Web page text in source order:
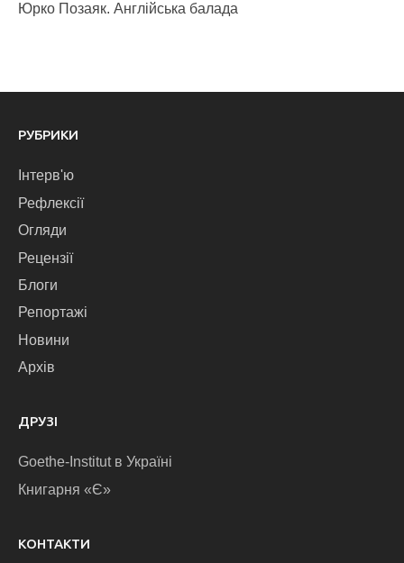
Юрко Позаяк. Англійська балада
РУБРИКИ
Інтерв'ю
Рефлексії
Огляди
Рецензії
Блоги
Репортажі
Новини
Архів
ДРУЗІ
Goethe-Institut в Україні
Книгарня «Є»
КОНТАКТИ